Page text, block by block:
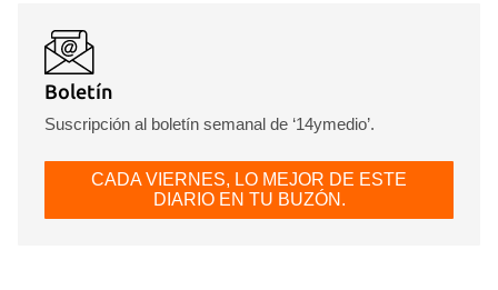
Boletín
Suscripción al boletín semanal de ‘14ymedio’.
CADA VIERNES, LO MEJOR DE ESTE
DIARIO EN TU BUZÓN.